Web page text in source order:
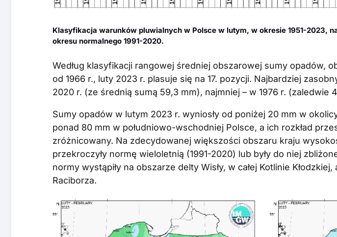
Klasyfikacja warunków pluwialnych w Polsce w lutym, w okresie 1951-2023,
okresu normalnego 1991-2020.
Według klasyfikacji rangowej średniej obszarowej sumy opadów,
od 1966 r., luty 2023 r. plasuje się na 17. pozycji. Najbardziej
2020 r. (ze średnią sumą 59,3 mm), najmniej – w 1976 r. (zaledwie
Sumy opadów w lutym 2023 r. wyniosły od poniżej 20 mm w
ponad 80 mm w południowo-wschodniej Polsce, a ich rozkład
zróżnicowany. Na zdecydowanej większości obszaru kraju
przekroczyły normę wieloletnią (1991-2020) lub były do niej
normy wystąpiły na obszarze delty Wisły, w całej Kotlinie
Raciborza.